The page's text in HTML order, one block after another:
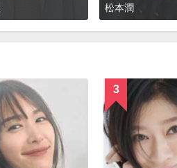
松本潤
3